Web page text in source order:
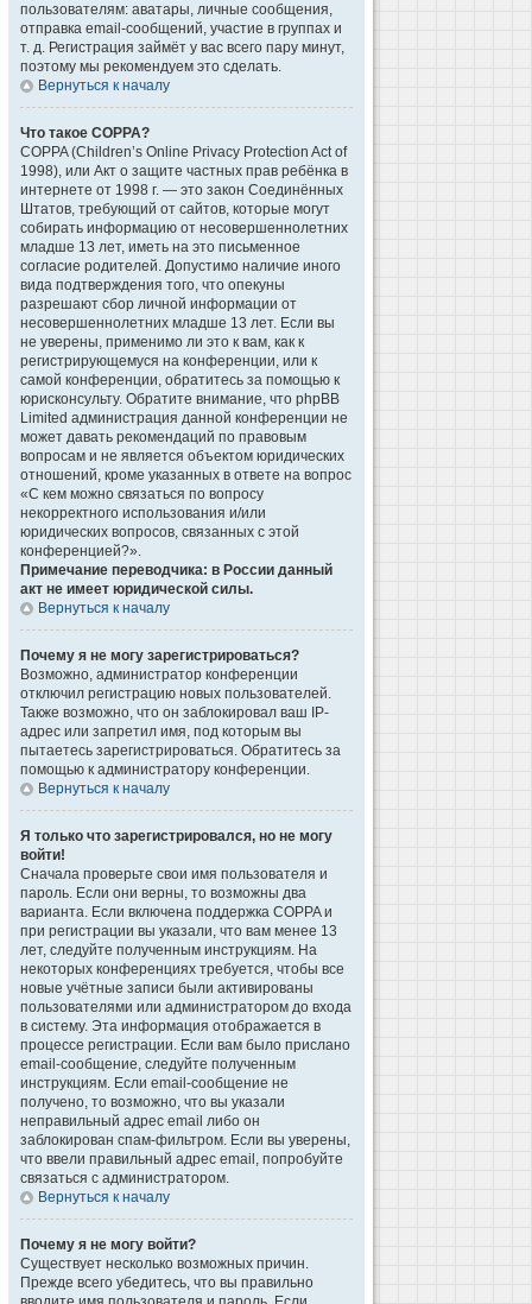
пользователям: аватары, личные сообщения,
отправка email-сообщений, участие в группах и
т. д. Регистрация займёт у вас всего пару минут,
поэтому мы рекомендуем это сделать.
Вернуться к началу
Что такое COPPA?
COPPA (Children’s Online Privacy Protection Act of
1998), или Акт о защите частных прав ребёнка в
интернете от 1998 г. — это закон Соединённых
Штатов, требующий от сайтов, которые могут
собирать информацию от несовершеннолетних
младше 13 лет, иметь на это письменное
согласие родителей. Допустимо наличие иного
вида подтверждения того, что опекуны
разрешают сбор личной информации от
несовершеннолетних младше 13 лет. Если вы
не уверены, применимо ли это к вам, как к
регистрирующемуся на конференции, или к
самой конференции, обратитесь за помощью к
юрисконсульту. Обратите внимание, что phpBB
Limited администрация данной конференции не
может давать рекомендаций по правовым
вопросам и не является объектом юридических
отношений, кроме указанных в ответе на вопрос
«С кем можно связаться по вопросу
некорректного использования и/или
юридических вопросов, связанных с этой
конференцией?».
Примечание переводчика: в России данный
акт не имеет юридической силы.
Вернуться к началу
Почему я не могу зарегистрироваться?
Возможно, администратор конференции
отключил регистрацию новых пользователей.
Также возможно, что он заблокировал ваш IP-
адрес или запретил имя, под которым вы
пытаетесь зарегистрироваться. Обратитесь за
помощью к администратору конференции.
Вернуться к началу
Я только что зарегистрировался, но не могу
войти!
Сначала проверьте свои имя пользователя и
пароль. Если они верны, то возможны два
варианта. Если включена поддержка COPPA и
при регистрации вы указали, что вам менее 13
лет, следуйте полученным инструкциям. На
некоторых конференциях требуется, чтобы все
новые учётные записи были активированы
пользователями или администратором до входа
в систему. Эта информация отображается в
процессе регистрации. Если вам было прислано
email-сообщение, следуйте полученным
инструкциям. Если email-сообщение не
получено, то возможно, что вы указали
неправильный адрес email либо он
заблокирован спам-фильтром. Если вы уверены,
что ввели правильный адрес email, попробуйте
связаться с администратором.
Вернуться к началу
Почему я не могу войти?
Существует несколько возможных причин.
Прежде всего убедитесь, что вы правильно